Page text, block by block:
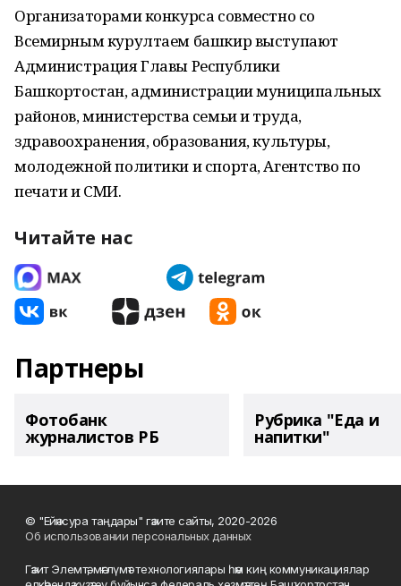
Организаторами конкурса совместно со
Всемирным курултаем башкир выступают
Администрация Главы Республики
Башкортостан, администрации муниципальных
районов, министерства семьи и труда,
здравоохранения, образования, культуры,
молодежной политики и спорта, Агентство по
печати и СМИ.
Читайте нас
Партнеры
Фотобанк
журналистов РБ
Рубрика "Еда и
напитки"
© "Ейәнсура таңдары" гәзите сайты, 2020-2026
Об использовании персональных данных
Гәзит Элемтә, мәғлүмәт технологиялары һәм киң коммуникациялар